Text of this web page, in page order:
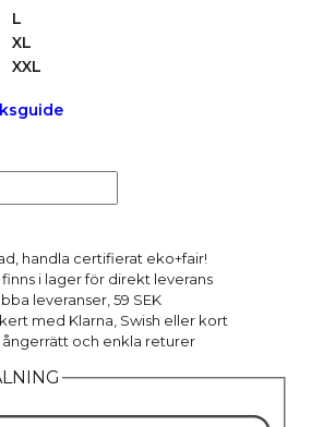
L
XL
XXL
handla certifierat eko+fair!
i lager för direkt leverans
leveranser, 59 SEK
med Klarna, Swish eller kort
ångerrätt och enkla returer